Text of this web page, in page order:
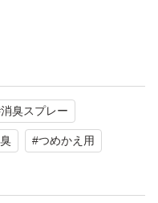
野菜や果物に含まれる
庭での使用もOK！
消臭スプレー
#つめかえ用